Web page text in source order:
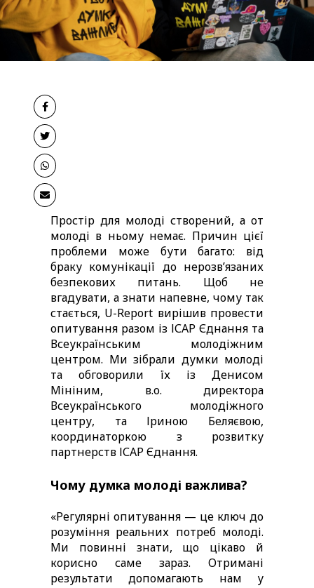
Простір для молоді створений, а от
молоді в ньому немає. Причин цієї
проблеми може бути багато: від
браку комунікації до нерозв’язаних
безпекових питань. Щоб не
вгадувати, а знати напевне, чому так
стається, U-Report вирішив провести
опитування разом із ІСАР Єднання та
Всеукраїнським молодіжним
центром. Ми зібрали думки молоді
та обговорили їх із Денисом
Мініним, в.о. директора
Всеукраїнського молодіжного
центру, та Іриною Беляєвою,
координаторкою з розвитку
партнерств ІСАР Єднання.
Чому думка молоді важлива?
«Регулярні опитування — це ключ до
розуміння реальних потреб молоді.
Ми повинні знати, що цікаво й
корисно саме зараз. Отримані
результати допомагають нам у